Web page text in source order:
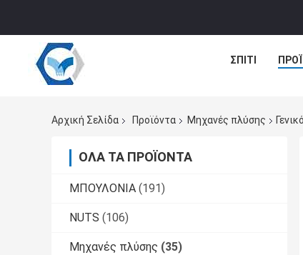
ΣΠΊΤΙ
Αρχική Σελίδα Προϊόντα Μηχανές πλύσης
ΌΛΑ ΤΑ ΠΡΟΪΌΝΤΑ
ΜΠΟΥΛΟΝΙΑ (191)
NUTS (106)
Μηχανές πλύσης (35)